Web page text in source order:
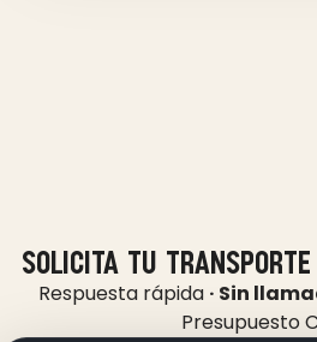
solicita tu transporte
Respuesta rápida · Sin
Presupuesto